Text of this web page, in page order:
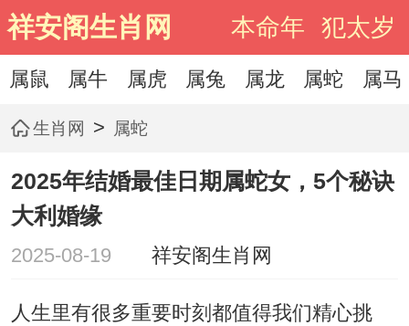
祥安阁生肖网 本命年 犯太岁
属鼠 属牛 属虎 属兔 属龙 属蛇 属马
生肖网 > 属蛇
2025年结婚最佳日期属蛇女，5个秘诀
大利婚缘
2025-08-19 祥安阁生肖网
人生里有很多重要时刻都值得我们精心挑